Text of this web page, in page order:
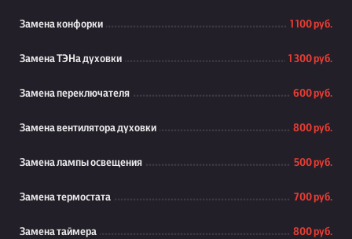
Замена конфорки 1 100 руб.
Замена ТЭНа духовки 1 300 руб.
Замена переключателя 600 руб.
Замена вентилятора духовки 800 руб.
Замена лампы освещения 500 руб.
Замена термостата 700 руб.
Замена таймера 800 руб.